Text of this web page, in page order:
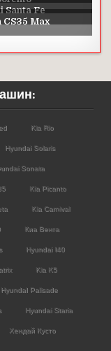
Kia Rio
Hyundai Solaris
Sonata
Kia Picanto
Kia Carnival
Киа Венга
Hyundai I40
Kia K5
HyundaI Palisade
Hyundai Staria
Хендай Кусто